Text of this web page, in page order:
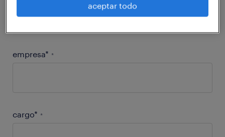
empresa* *
cargo* *
aceptar todo